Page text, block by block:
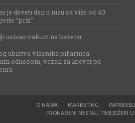
je deveti dan u nizu sa više od 40
“prži”
usisao vakum na bazenu
ubistva vlasnika piljarnica:
odnosom, vezali za krevet pa
O NAMA MARKETING
PRONAĐENI NESTALI TINEJDŽERI